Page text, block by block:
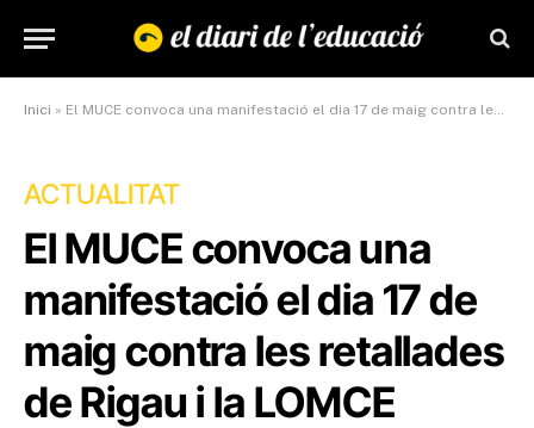
Inici » El MUCE convoca una manifestació el dia 17 de maig contra les retallades de Rigau i la LOMCE
ACTUALITAT
El MUCE convoca una
manifestació el dia 17 de
maig contra les retallades
de Rigau i la LOMCE